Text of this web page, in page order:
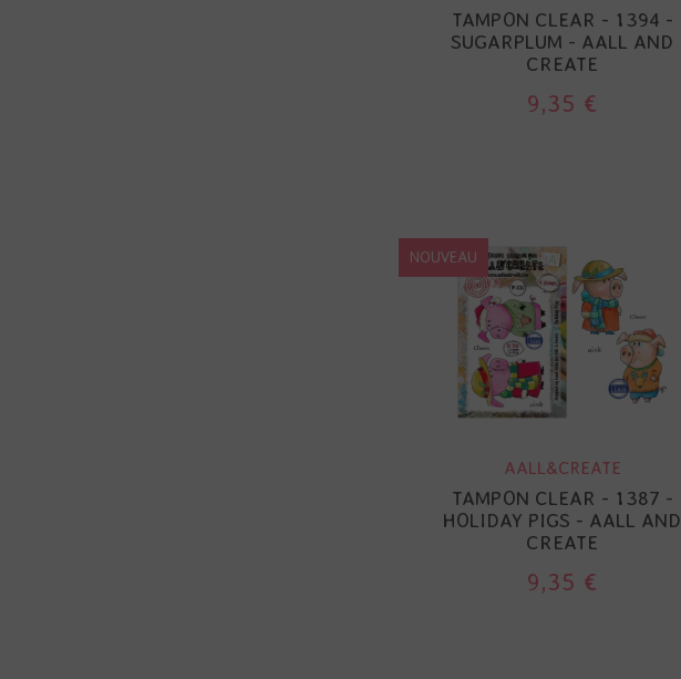
TAMPON CLEAR - 1394 -
SUGARPLUM - AALL AND
CREATE
9,35 €
NOUVEAU
AALL&CREATE
TAMPON CLEAR - 1387 -
HOLIDAY PIGS - AALL AND
CREATE
9,35 €